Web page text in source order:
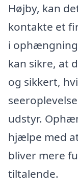
Højby, kan
kontakte et
i
kan sikre, at
og sikkert,
udstyr.
hjælpe med
bliver mere
tiltalende.